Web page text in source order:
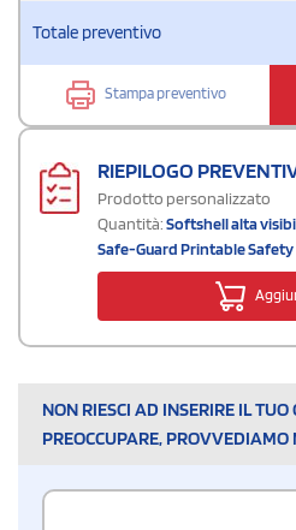
Totale preventivo
Stampa preventivo
RIEPILOGO
Prodotto personalizzato
Quantità:Softshell alta
Safe-Guard Printable Safety
NON RIESCI AD INSERIRE IL TUO
PREOCCUPARE, PROVVEDIAMO